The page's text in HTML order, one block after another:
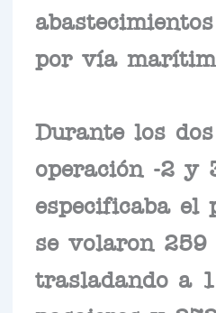
por vía
Durante los
operación -2 y
especificaba el
se volaron 259
trasladando a 1